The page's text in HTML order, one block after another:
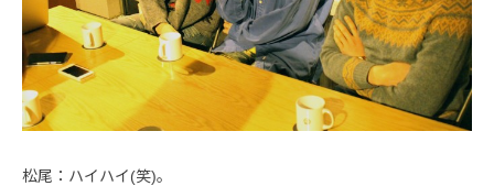
松尾：ハイハイ(笑)。